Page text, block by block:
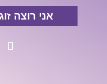
אני רוצה